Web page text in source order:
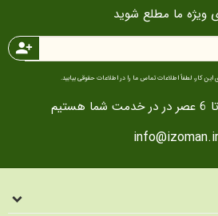
ویژه ما مطلع شوید
person_add
این کار، لطفاً اطلاعات تماس ما را در اطلاعات حقوقی بیابید.